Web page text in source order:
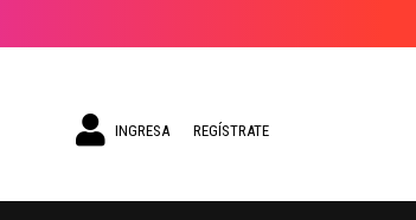
INGRESA REGÍSTRATE